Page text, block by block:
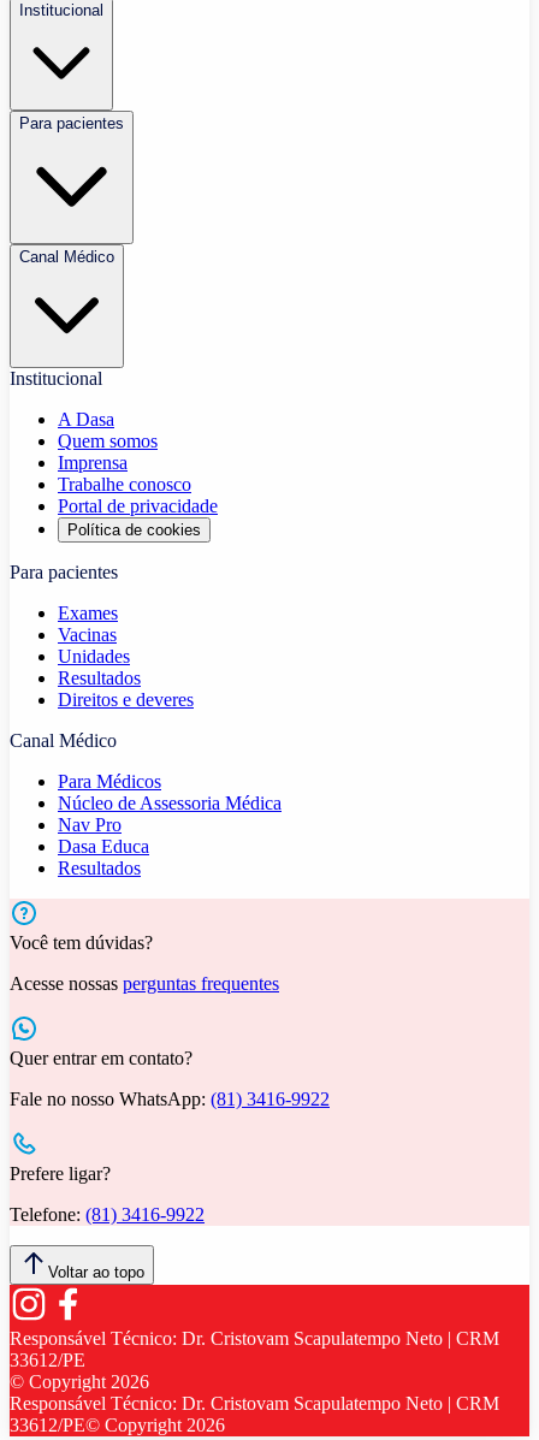
Institucional
Para pacientes
Canal Médico
Institucional
A Dasa
Quem somos
Imprensa
Trabalhe conosco
Portal de privacidade
Política de cookies
Para pacientes
Exames
Vacinas
Unidades
Resultados
Direitos e deveres
Canal Médico
Para Médicos
Núcleo de Assessoria Médica
Nav Pro
Dasa Educa
Resultados
Você tem dúvidas?
Acesse nossas perguntas frequentes
Quer entrar em contato?
Fale no nosso WhatsApp: (81) 3416-9922
Prefere ligar?
Telefone: (81) 3416-9922
Voltar ao topo
Responsável Técnico: Dr. Cristovam Scapulatempo Neto | CRM
33612/PE
© Copyright 2026
Responsável Técnico: Dr. Cristovam Scapulatempo Neto | CRM
33612/PE© Copyright 2026